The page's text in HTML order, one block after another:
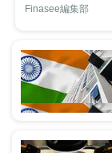
Finasee編集部